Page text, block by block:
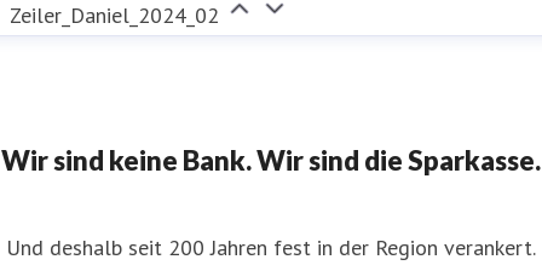
Zeiler_Daniel_2024_02
Wir sind keine Bank. Wir sind die Sparkasse.
Und deshalb seit 200 Jahren fest in der Region verankert.